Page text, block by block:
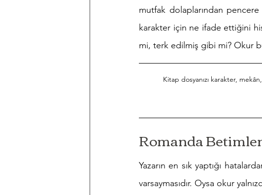
mutfak dolaplarından
karakter için ne ifade ettiğini
mi, terk edilmiş gibi mi? Okur
Kitap dosyanızı karakter,
Romanda
Yazarın en sık yaptığı
varsaymasıdır. Oysa okur